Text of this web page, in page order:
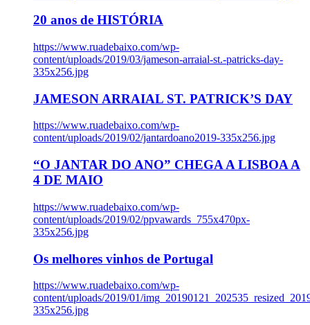
20 anos de HISTÓRIA
https://www.ruadebaixo.com/wp-
content/uploads/2019/03/jameson-arraial-st.-patricks-day-
335x256.jpg
JAMESON ARRAIAL ST. PATRICK’S DAY
https://www.ruadebaixo.com/wp-
content/uploads/2019/02/jantardoano2019-335x256.jpg
“O JANTAR DO ANO” CHEGA A LISBOA A
4 DE MAIO
https://www.ruadebaixo.com/wp-
content/uploads/2019/02/ppvawards_755x470px-
335x256.jpg
Os melhores vinhos de Portugal
https://www.ruadebaixo.com/wp-
content/uploads/2019/01/
335x256.jpg